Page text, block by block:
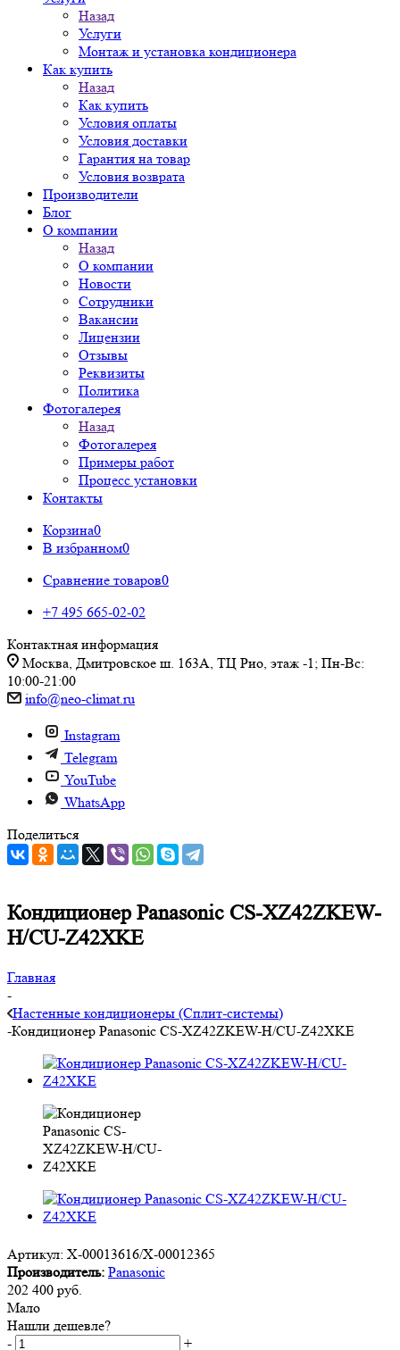
Назад
Услуги
Монтаж и установка кондиционера
Как купить
Назад
Как купить
Условия оплаты
Условия доставки
Гарантия на товар
Условия возврата
Производители
Блог
О компании
Назад
О компании
Новости
Сотрудники
Вакансии
Лицензии
Отзывы
Реквизиты
Политика
Фотогалерея
Назад
Фотогалерея
Примеры работ
Процесс установки
Контакты
Корзина0
В избранном0
Сравнение товаров0
+7 495 665-02-02
Контактная информация
Москва, Дмитровское ш. 163А, ТЦ Рио, этаж -1; Пн-Вс:
10:00-21:00
info@neo-climat.ru
Instagram
Telegram
YouTube
WhatsApp
Поделиться
Кондиционер Panasonic CS-XZ42ZKEW-
H/CU-Z42XKE
Главная
-
Настенные кондиционеры (Сплит-системы)
-Кондиционер Panasonic CS-XZ42ZKEW-H/CU-Z42XKE
Артикул: X-00013616/X-00012365
Производитель: Panasonic
202 400 руб.
Мало
Нашли дешевле?
-
+